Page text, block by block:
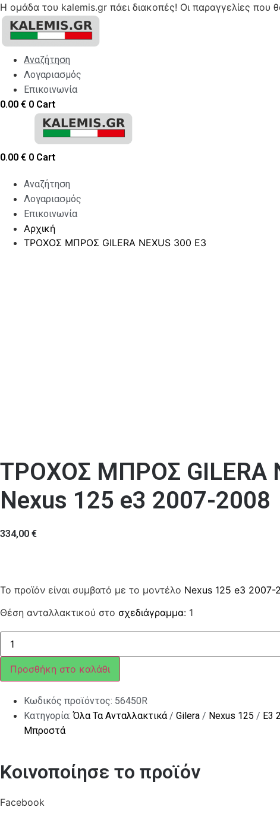
Η ομάδα του kalemis.gr πάει διακοπές! Οι παραγγελίες
Skip
content
Αναζήτηση
Λογαριασμός
Επικοινωνία
0.00 € 0 Cart
0.00 € 0 Cart
Αναζήτηση
Λογαριασμός
Επικοινωνία
Αρχική
ΤΡΟΧΟΣ ΜΠΡΟΣ GILERA NEXUS 300 E3
ΤΡΟΧΟΣ ΜΠΡΟΣ GILERA
Nexus 125 e3 2007-2008
334,00 €
Το προϊόν είναι συμβατό με το μοντέλο Nexus 125 e3 2007-
Θέση ανταλλακτικού στο σχεδιάγραμμα: 1
ΤΡΟΧΟΣ
ΜΠΡΟΣ
GILERA
NEXUS
300
E3
Προσθήκη στο καλάθι
Κωδικός προϊόντος: 56450R
Κατηγορία:Όλα Τα Ανταλλακτικά/ Gilera / Nexus 125 / E3
Μπροστά
Κοινοποίησε το προϊόν
Facebook